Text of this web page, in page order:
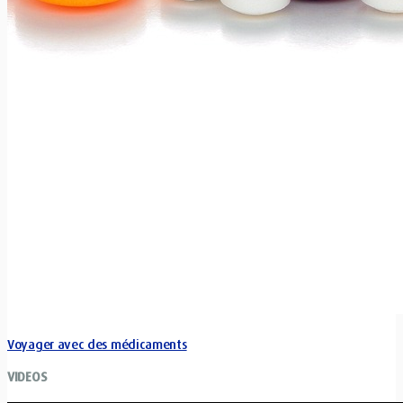
Voyager avec des médicaments
VIDEOS